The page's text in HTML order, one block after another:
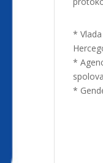
*
*
*